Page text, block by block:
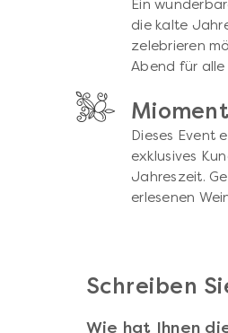
Ein
die kalte
zelebrieren
Abend für alle
Dieses Event
exklusives
Jahreszeit.
erlesenen
Schreiben
Wie hat Ihnen